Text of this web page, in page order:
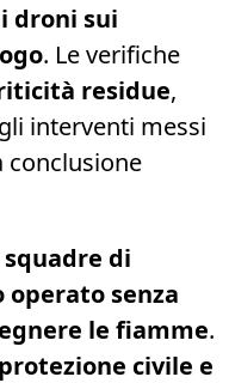
droni sui
. Le verifiche
residue,
interventi messi
conclusione
di
senza
le fiamme.
civile e